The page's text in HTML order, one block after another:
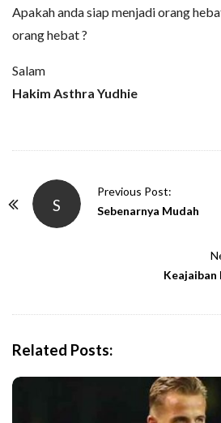
Apakah anda siap menjadi orang
orang hebat ?
Salam
Hakim Asthra Yudhie
S
Previous Post:
Sebenarnya Mudah
Related Posts: